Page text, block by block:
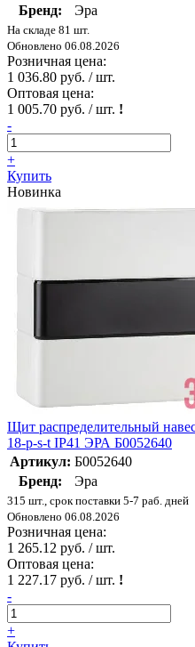
Бренд:
Эра
На складе 81 шт.
Обновлено 06.08.2026
Розничная цена:
1 036.80 руб. / шт.
Оптовая цена:
1 005.70 руб. / шт. !
-
+
Купить
Новинка
Щит распределительный
18-p-s-t IP41 ЭРА Б0052640
Артикул: Б0052640
Бренд:
Эра
315 шт., срок поставки 5-7 раб. дней
Обновлено 06.08.2026
Розничная цена:
1 265.12 руб. / шт.
Оптовая цена:
1 227.17 руб. / шт. !
-
+